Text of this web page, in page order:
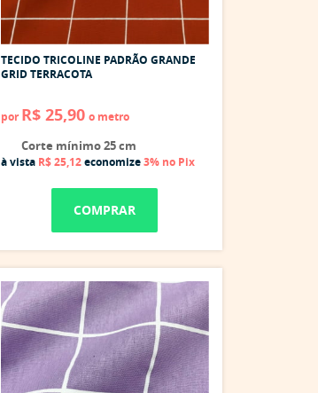
TECIDO TRICOLINE PADRÃO GRANDE
GRID TERRACOTA
por R$ 25,90 o metro
Corte mínimo 25 cm
à vista R$ 25,12economize3% no Pix
COMPRAR